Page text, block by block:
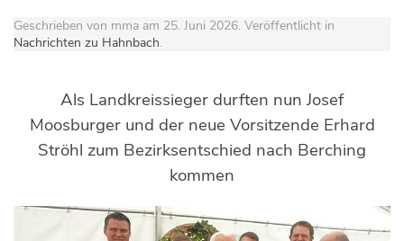
Geschrieben von mma am 25. Juni 2026. Veröffentlicht in
Nachrichten zu Hahnbach.
Als Landkreissieger durften nun Josef
Moosburger und der neue Vorsitzende Erhard
Ströhl zum Bezirksentschied nach Berching
kommen